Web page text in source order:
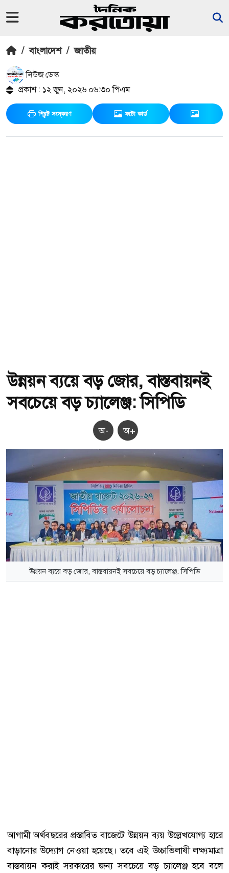
/ বাংলাদেশ / জাতীয়
নিউজ ডেস্ক
প্রকাশ : ১২ জুন, ২০২৬ ০৬:৩০ পিএম
প্রিন্ট সংস্করণ ফটো কার্ড
উন্নয়ন ব্যয়ে বড় জোর, বাস্তবায়নই
সবচেয়ে বড় চ্যালেঞ্জ: সিপিডি
অ- অ+
উন্নয়ন ব্যয়ে বড় জোর, বাস্তবায়নই সবচেয়ে বড় চ্যালেঞ্জ: সিপিডি
আগামী অর্থবছরের প্রস্তাবিত বাজেটে উন্নয়ন ব্যয় উল্লেখযোগ্য হারে
বাড়ানোর উদ্যোগ নেওয়া হয়েছে। তবে এই উচ্চাভিলাষী লক্ষ্যমাত্রা
বাস্তবায়ন করাই সরকারের জন্য সবচেয়ে বড় চ্যালেঞ্জ হবে বলে